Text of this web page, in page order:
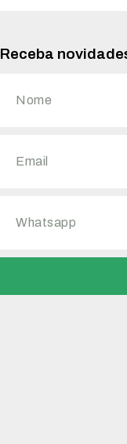
Receba